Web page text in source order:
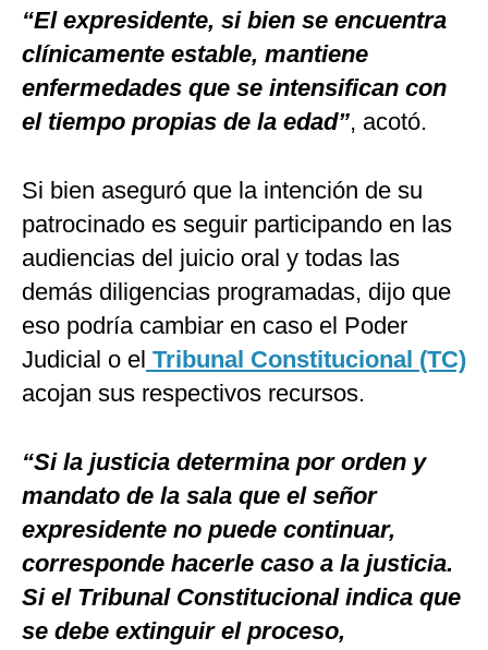
“El expresidente, si bien se encuentra
clínicamente estable, mantiene
enfermedades que se intensifican con
el tiempo propias de la edad”, acotó.
Si bien aseguró que la intención de su
patrocinado es seguir participando en las
audiencias del juicio oral y todas las
demás diligencias programadas, dijo que
eso podría cambiar en caso el Poder
Judicial o el Tribunal Constitucional (TC)
acojan sus respectivos recursos.
“Si la justicia determina por orden y
mandato de la sala que el señor
expresidente no puede continuar,
corresponde hacerle caso a la justicia.
Si el Tribunal Constitucional indica que
se debe extinguir el proceso,